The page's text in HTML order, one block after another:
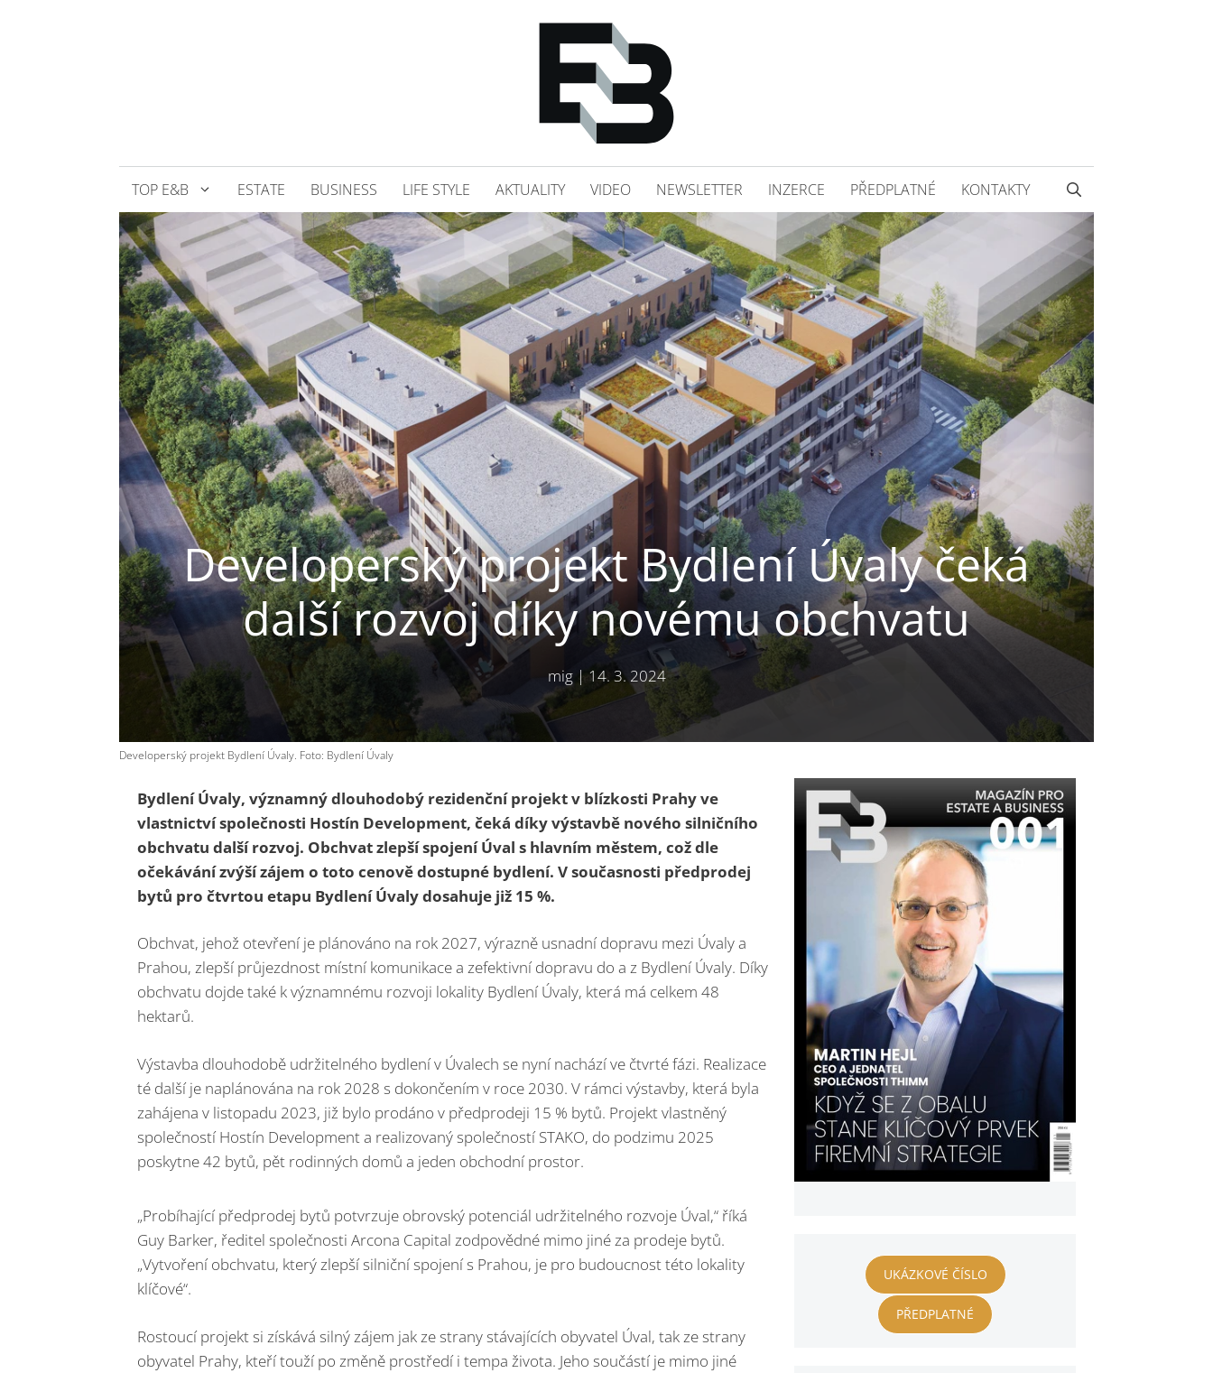
TOP E&B ESTATE BUSINESS LIFE STYLE AKTUALITY VIDEO NEWSLETTER INZERCE PŘEDPLATNÉ KONTAKTY
Developerský projekt Bydlení Úvaly čeká
další rozvoj díky novému obchvatu
mig|14. 3. 2024
Developerský projekt Bydlení Úvaly. Foto: Bydlení Úvaly
Bydlení Úvaly, významný dlouhodobý rezidenční projekt v blízkosti Prahy ve
vlastnictví společnosti Hostín Development, čeká díky výstavbě nového silničního
obchvatu další rozvoj. Obchvat zlepší spojení Úval s hlavním městem, což dle
očekávání zvýší zájem o toto cenově dostupné bydlení. V současnosti předprodej
bytů pro čtvrtou etapu Bydlení Úvaly dosahuje již 15 %.
Obchvat, jehož otevření je plánováno na rok 2027, výrazně usnadní dopravu mezi Úvaly a
Prahou, zlepší průjezdnost místní komunikace a zefektivní dopravu do a z Bydlení Úvaly. Díky
obchvatu dojde také k významnému rozvoji lokality Bydlení Úvaly, která má celkem 48
hektarů.
Výstavba dlouhodobě udržitelného bydlení v Úvalech se nyní nachází ve čtvrté fázi. Realizace
té další je naplánována na rok 2028 s dokončením v roce 2030. V rámci výstavby, která byla
zahájena v listopadu 2023, již bylo prodáno v předprodeji 15 % bytů. Projekt vlastněný
společností Hostín Development a realizovaný společností STAKO, do podzimu 2025
poskytne 42 bytů, pět rodinných domů a jeden obchodní prostor.
„Probíhající předprodej bytů potvrzuje obrovský potenciál udržitelného rozvoje Úval,“ říká
Guy Barker, ředitel společnosti Arcona Capital zodpovědné mimo jiné za prodeje bytů.
„Vytvoření obchvatu, který zlepší silniční spojení s Prahou, je pro budoucnost této lokality
klíčové“.
Rostoucí projekt si získává silný zájem jak ze strany stávajících obyvatel Úval, tak ze strany
obyvatel Prahy, kteří touží po změně prostředí i tempa života. Jeho součástí je mimo jiné
UKÁZKOVÉ ČÍSLO
PŘEDPLATNÉ